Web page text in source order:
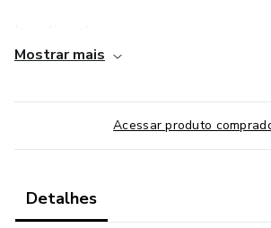
Acesso às gravações por 3 meses
A gravação estará disponível
Mostrar mais
Acessar produto
Detalhes